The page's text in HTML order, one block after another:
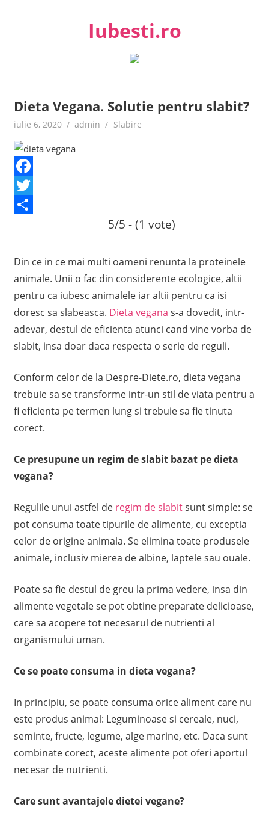
Iubesti.ro
Despre dragoste si moda, sanatate si diete, despre femeile
Dieta Vegana. Solutie pentru slabit?
iulie 6, 2020 admin Slabire
Facebook
Twitter
5/5 - (1 vote)
Din ce in ce mai multi oameni renunta la proteinele
animale. Unii o fac din considerente ecologice, altii
pentru ca iubesc animalele iar altii pentru ca isi
doresc sa slabeasca. Dieta vegana s-a dovedit, intr-
adevar, destul de eficienta atunci cand vine vorba de
slabit, insa doar daca respecta o serie de reguli.
Conform celor de la Despre-Diete.ro, dieta vegana
trebuie sa se transforme intr-un stil de viata pentru a
fi eficienta pe termen lung si trebuie sa fie tinuta
corect.
Ce presupune un regim de slabit bazat pe dieta
vegana?
Regulile unui astfel de regim de slabitsunt simple: se
pot consuma toate tipurile de alimente, cu exceptia
celor de origine animala. Se elimina toate produsele
animale, inclusiv mierea de albine, laptele sau ouale.
Poate sa fie destul de greu la prima vedere, insa din
alimente vegetale se pot obtine preparate delicioase,
care sa acopere tot necesarul de nutrienti al
organismului uman.
Ce se poate consuma in dieta vegana?
In principiu, se poate consuma orice aliment care nu
este produs animal: Leguminoase si cereale, nuci,
seminte, fructe, legume, alge marine, etc. Daca sunt
combinate corect, aceste alimente pot oferi aportul
necesar de nutrienti.
Care sunt avantajele dietei vegane?